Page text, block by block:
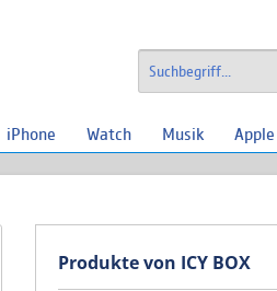
iPhone Watch Musik
Produkte von ICY BOX